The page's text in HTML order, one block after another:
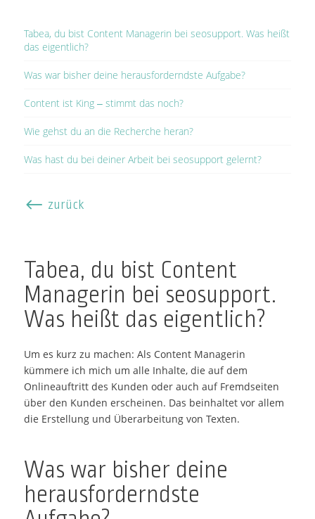
Tabea, du bist Content Managerin bei seosupport. Was heißt
das eigentlich?
Was war bisher deine herausforderndste Aufgabe?
Content ist King – stimmt das noch?
Wie gehst du an die Recherche heran?
Was hast du bei deiner Arbeit bei seosupport gelernt?
# zurück
Tabea, du bist Content
Managerin bei seosupport.
Was heißt das eigentlich?
Um es kurz zu machen: Als Content Managerin
kümmere ich mich um alle Inhalte, die auf dem
Onlineauftritt des Kunden oder auch auf Fremdseiten
über den Kunden erscheinen. Das beinhaltet vor allem
die Erstellung und Überarbeitung von Texten.
Was war bisher deine
herausforderndste